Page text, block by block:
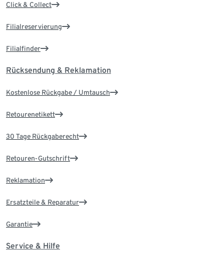
Click & Collect
Filialreservierung
Filialfinder
Rücksendung & Reklamation
Kostenlose Rückgabe / Umtausch
Retourenetikett
30 Tage Rückgaberecht
Retouren-Gutschrift
Reklamation
Ersatzteile & Reparatur
Garantie
Service & Hilfe